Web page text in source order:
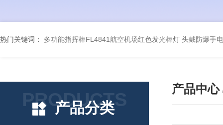
热门关键词： 多功能指挥棒FL4841航空机场红色发光棒灯 头戴防爆手
PRODUCTS
产品分类
产品中心